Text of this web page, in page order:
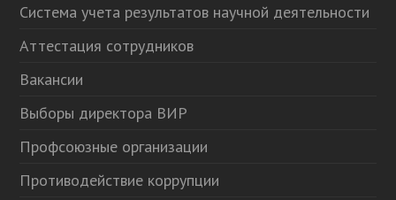
Система учета результатов научной деятельности
Аттестация сотрудников
Вакансии
Выборы директора ВИР
Профсоюзные организации
Противодействие коррупции